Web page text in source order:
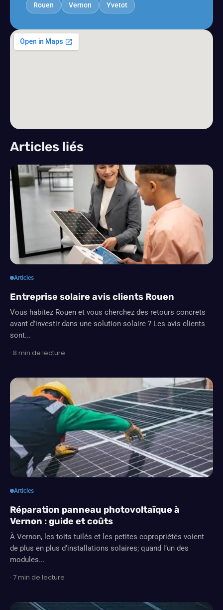
Rouen Vernon Yvetot
Articles liés
Articles
Entreprise solaire avis clients Rouen
Vous habitez Rouen et vous cherchez des retours concrets
avant d’investir dans une solution solaire ? Les avis clients
sont...
· 8 min de lecture
Articles
Réparation panneau photovoltaïque à
Vernon : guide et coûts
À Vernon, les toits tuilés et les petites copropriétés voient
de plus en plus d’installations solaires; quand l’un des
modules...
· 7 min de lecture